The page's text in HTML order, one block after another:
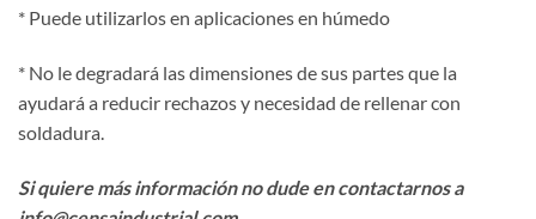
* Puede utilizarlos en aplicaciones en húmedo
* No le degradará las dimensiones de sus partes que la
ayudará a reducir rechazos y necesidad de rellenar con
soldadura.
Si quiere más información no dude en contactarnos a